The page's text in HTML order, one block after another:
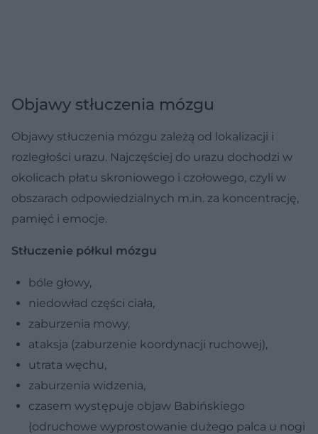
Objawy stłuczenia mózgu
Objawy stłuczenia mózgu zależą od lokalizacji i
rozległości urazu. Najczęściej do urazu dochodzi w
okolicach płatu skroniowego i czołowego, czyli w
obszarach odpowiedzialnych m.in. za koncentrację,
pamięć i emocje.
Stłuczenie półkul mózgu
bóle głowy,
niedowład części ciała,
zaburzenia mowy,
ataksja (zaburzenie koordynacji ruchowej),
utrata węchu,
zaburzenia widzenia,
czasem występuje objaw Babińskiego
(odruchowe wyprostowanie dużego palca u nogi